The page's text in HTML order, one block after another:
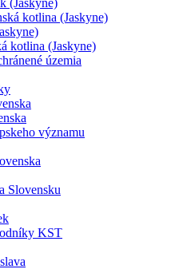
kotlina (Jaskyne)
kotlina (Jaskyne)
územia
významu
Slovensku
KST